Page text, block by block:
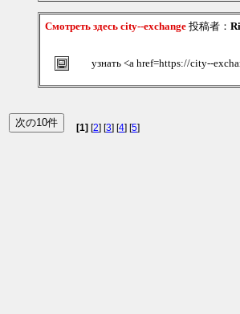
Смотреть здесь city--exchange 投稿者：
узнать <a href=https://city--
[1] [2] [3] [4] [5]